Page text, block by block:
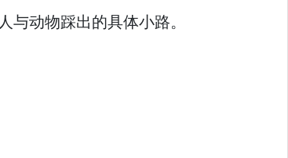
动物踩出的具体小路。